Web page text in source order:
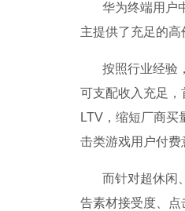
华为终端用户
主提供了充足的高
按照行业经验
可支配收入充足
LTV，缩短厂商
击类游戏用户付费
而针对超休闲
告素材接受度、